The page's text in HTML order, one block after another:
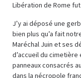
Libération de Rome
J’y ai déposé une
bien plus qu’a fait
Maréchal Juin et ses
d’accueil du
panneaux consacrés
dans la nécropole